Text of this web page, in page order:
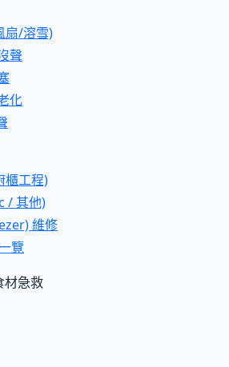
扇/溶雪)
聲
化
櫃工程)
/ 其他)
維修
覽
材急救